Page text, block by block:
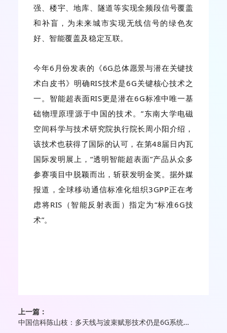
强、楼宇、地库、隧道等实现全频段信号覆盖
和补盲，为未来城市实现无线信号的绿色友
好、智能覆盖及稳定互联。
今年6月份发表的《6G总体愿景与潜在关键技
术白皮书》明确RIS技术是6G关键核心技术之
一。智能超表面RIS更是潜在6G标准中唯一基
础物理原理源于中国的技术。”东南大学电磁
空间科学与技术研究院执行院长周小阳介绍，
该技术也获得了国际的认可，在第48届日内瓦
国际发明展上，“透明智能超表面”产品从众多
参赛项目中脱颖而出，斩获发明金奖。据外媒
报道，全球移动通信标准化组织3GPP正在考
虑将RIS（智能反射表面）指定为“标准6G技
术”。
上一篇：
中国信科陈山枝：多天线与波束赋形技术仍是6G系统的核心利器